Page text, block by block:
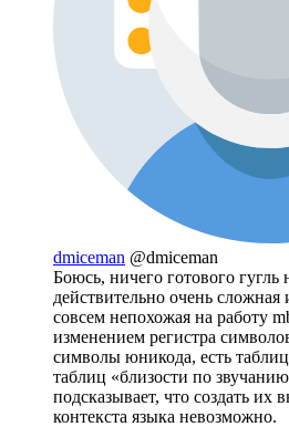
dmiceman @dmiceman
Боюсь, ничего готового гугль
действительно очень сложная
совсем непохожая на работу
изменением регистра
символы юникода, есть
таблиц «близости по
подсказывает, что создать их
контекста языка невозможно.